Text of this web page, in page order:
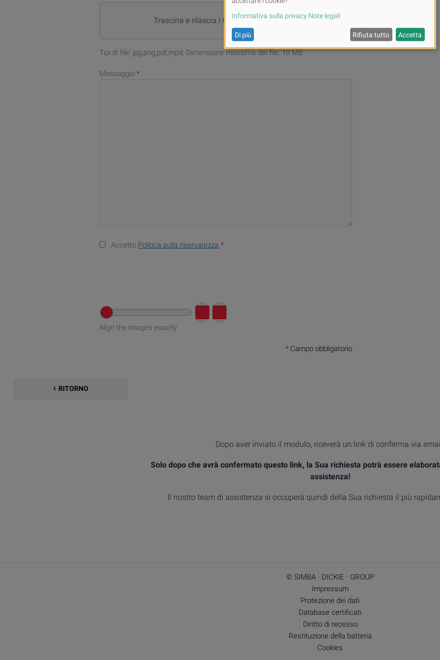
Trascina e rilascia i tuoi file oppureCarica
Tipi di file: jpg,png,pdf,mp4; Dimensione massima del file: 10 MB
Messaggio *
Accetto Politica sulla riservatezza *
Align the images exactly
*Campo obbligatorio
RITORNO
Dopo aver inviato il modulo, riceverà un link di conferma via
Solo dopo che avrà confermato questo link, la Sua richiesta potrà essere
assistenza!
Il nostro team di assistenza si occuperà quindi della Sua richiesta il più
© SIMBA · DICKIE · GROUP
Impressum
Protezione dei dati
Database certificati
Diritto di recesso
Restituzione della batteria
Cookies